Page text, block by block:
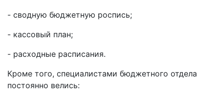
- сводную бюджетную роспись;
- кассовый план;
- расходные расписания.
Кроме того, специалистами бюджетного отдела
постоянно велись: